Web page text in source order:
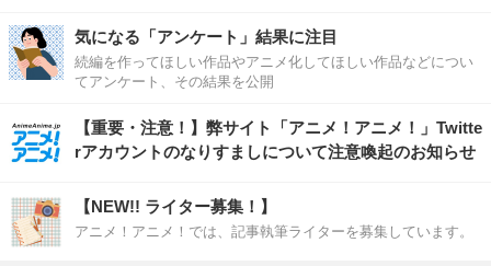
気になる「アンケート」結果に注目
続編を作ってほしい作品やアニメ化してほしい作品などについ
てアンケート、その結果を公開
【重要・注意！】弊サイト「アニメ！アニメ！」Twitte
rアカウントのなりすましについて注意喚起のお知らせ
【NEW!! ライター募集！】
アニメ！アニメ！では、記事執筆ライターを募集しています。